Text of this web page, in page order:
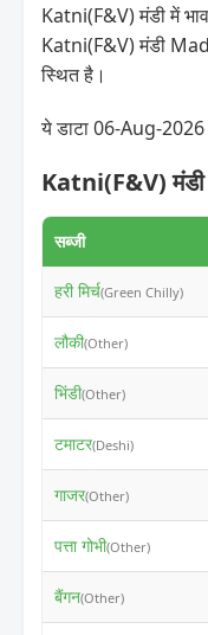
Katni(F&V) मंडी में
Katni(F&V) मंडी
स्थित है।
ये डाटा 06-Aug-2026
Katni(F&V) मंडी
सब्जी
हरी मिर्च(Green Chilly)
लौकी(Other)
भिंडी(Other)
टमाटर(Deshi)
गाजर(Other)
पत्ता गोभी(Other)
बैंगन(Other)